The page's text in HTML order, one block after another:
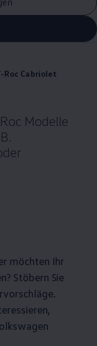
Roc Cabriolet
Modelle
möchten Ihr
Stöbern Sie